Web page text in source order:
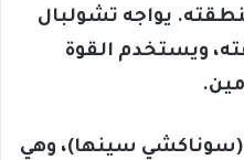
يواجه تشولبال
ويستخدم القوة
(سوناكشي سينها)، وهي